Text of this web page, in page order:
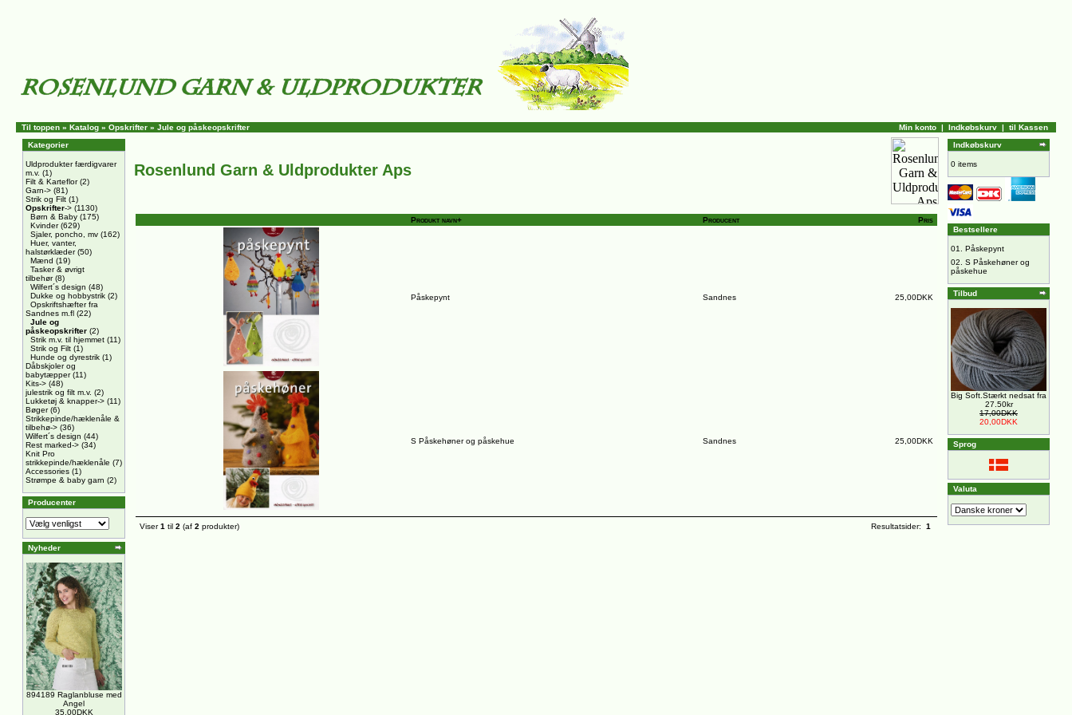
Til toppen » Katalog » Opskrifter » Jule og påskeopskrifter Min konto | Indkøbskurv | til Kassen
Kategorier
Uldprodukter færdigvarer
m.v. (1)
Filt & Karteflor(2)
Garn-> (81)
Strik og Filt (1)
Opskrifter-> (1130)
Børn & Baby (175)
Kvinder(629)
Sjaler, poncho, mv (162)
Huer, vanter,
halstørklæder(50)
Mænd (19)
Tasker & øvrigt
tilbehør(8)
Wilfert´s design (48)
Dukke og hobbystrik (2)
Opskriftshæfter fra
Sandnes m.fl (22)
Jule og
påskeopskrifter (2)
Strik m.v. til hjemmet (11)
Strik og Filt (1)
Hunde og dyrestrik (1)
Dåbskjoler og
babytæpper(11)
Kits-> (48)
julestrik og filt m.v. (2)
Lukketøj & knapper-> (11)
Bøger(6)
Strikkepinde/hæklenåle &
tilbehø-> (36)
Wilfert´s design (44)
Rest marked-> (34)
Knit Pro
strikkepinde/hæklenåle (7)
Accessories (1)
Strømpe & baby garn (2)
Producenter
Nyheder
894189 Raglanbluse med
Angel
35,00DKK
Rosenlund Garn & Uldprodukter Aps
Produkt navn+ Producent Pris
Påskepynt Sandnes 25,00DKK
S Påskehøner og påskehue Sandnes 25,00DKK
Viser1 til 2 (af 2 produkter) Resultatsider: 1
Indkøbskurv
0 items
Bestsellere
01. Påskepynt
02. S Påskehøner og
påskehue
Tilbud
Big Soft.Stærkt nedsat fra
27.50kr
17,00DKK
20,00DKK
Sprog
Valuta